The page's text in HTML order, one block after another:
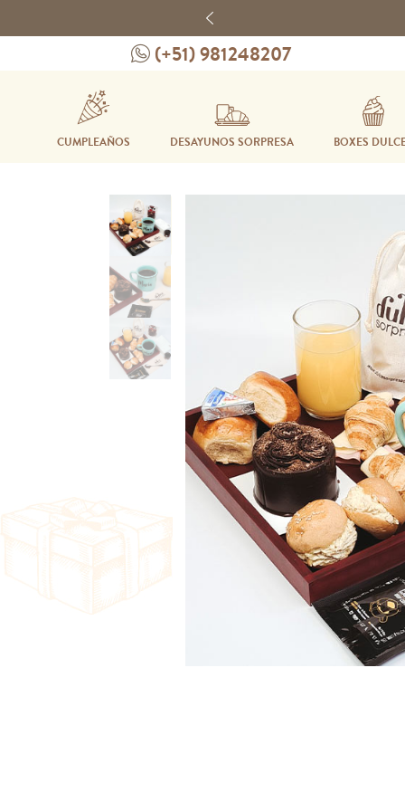
Previous
(+51) 981248207
CUMPLEAÑOS DESAYUNOS SORPRESA BOXES